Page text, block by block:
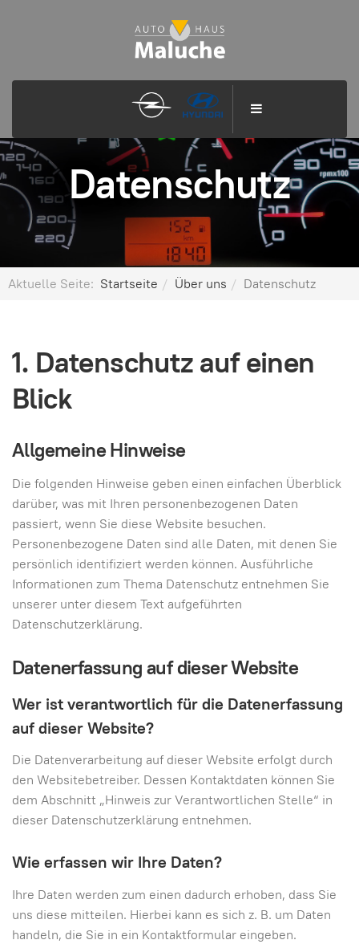
Datenschutz
Aktuelle Seite: Startseite Über uns Datenschutz
1. Datenschutz auf einen
Blick
Allgemeine Hinweise
Die folgenden Hinweise geben einen einfachen Überblick
darüber, was mit Ihren personenbezogenen Daten
passiert, wenn Sie diese Website besuchen.
Personenbezogene Daten sind alle Daten, mit denen Sie
persönlich identifiziert werden können. Ausführliche
Informationen zum Thema Datenschutz entnehmen Sie
unserer unter diesem Text aufgeführten
Datenschutzerklärung.
Datenerfassung auf dieser Website
Wer ist verantwortlich für die Datenerfassung
auf dieser Website?
Die Datenverarbeitung auf dieser Website erfolgt durch
den Websitebetreiber. Dessen Kontaktdaten können Sie
dem Abschnitt „Hinweis zur Verantwortlichen Stelle“ in
dieser Datenschutzerklärung entnehmen.
Wie erfassen wir Ihre Daten?
Ihre Daten werden zum einen dadurch erhoben, dass Sie
uns diese mitteilen. Hierbei kann es sich z. B. um Daten
handeln, die Sie in ein Kontaktformular eingeben.